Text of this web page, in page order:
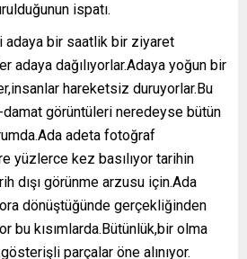
ispatı.
adaya bir saatlik bir ziyaret
adaya dağılıyorlar.Adaya yoğun bir
hareketsiz duruyorlar.Bu
görüntüleri neredeyse bütün
adeta fotoğraf
yüzlerce kez basılıyor tarihin
dışı görünme arzusu için.Ada
dönüştüğünde gerçekliğinden
bu kısımlarda.Bütünlük,bir olma
parçalar öne alınıyor.